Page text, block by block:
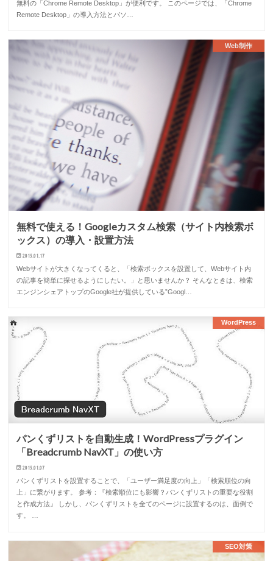
無料の「Chrome Remote Desktop」が便利です。 このページでは、「Chrome
Remote Desktop」の導入方法とパソ…
Web制作
無料で使える！Googleカスタム検索（サイト内検索ボ
ックス）の導入・設置方法
2015.01.17
Webサイトが大きくなってくると、「検索ボックスを設置して、Webサイト内
の記事を簡単に探せるようにしたい。」と思いませんか？ そんなときは、検索
エンジンシェアトップのGoogle社が提供している”Googl…
WordPress
パンくずリストを自動生成！WordPressプラグイン
「Breadcrumb NavXT」の使い方
2015.01.07
パンくずリストを設置することで、「ユーザー満足度の向上」「検索順位の向
上」に繋がります。 参考：『検索順位にも影響？パンくずリストの重要な役割
と作成方法』 しかし、パンくずリストを全てのページに設置するのは、面倒で
す。 …
SEO対策